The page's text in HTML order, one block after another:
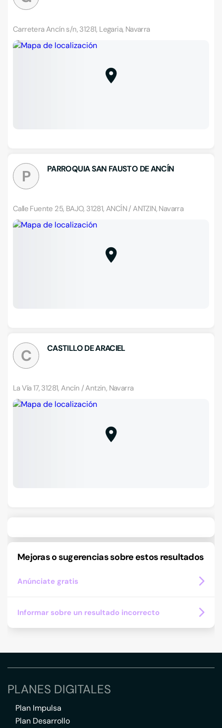
Carretera Ancín s/n, 31281, Legaria, Navarra
P PARROQUIA SAN FAUSTO DE ANCÍN
Calle Fuente 25, BAJO, 31281, ANCÍN / ANTZIN, Navarra
C CASTILLO DE ARACIEL
La Vía 17, 31281, Ancín / Antzin, Navarra
Mejoras o sugerencias sobre estos resultados
Anúnciate gratis
Informar sobre un resultado incorrecto
PLANES DIGITALES
Plan Impulsa
Plan Desarrollo